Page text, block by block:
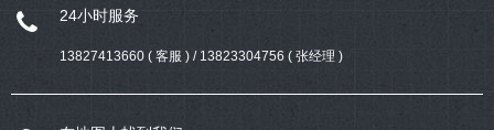
24小时服务
13827413660 ( 客服 ) / 13823304756 ( 张经理 )